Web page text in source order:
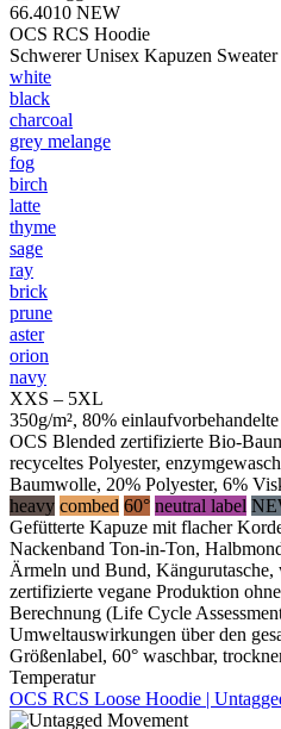
66.4010 NEW
OCS RCS Hoodie
Schwerer Unisex Kapuzen Sweater
white
black
charcoal
grey melange
fog
birch
latte
thyme
sage
ray
brick
prune
aster
orion
navy
XXS – 5XL
350g/m², 80%
OCS Blended zertifizierte Bio-
recyceltes Polyester,
Baumwolle, 20% Polyester, 6%
heavy combed 60° neutral label
Gefütterte Kapuze mit flacher
Nackenband Ton-in-Ton,
Ärmeln und Bund,
zertifizierte vegane Produktion
Berechnung (Life Cycle
Umweltauswirkungen über den
Größenlabel, 60° waschbar,
Temperatur
OCS RCS Loose Hoodie |